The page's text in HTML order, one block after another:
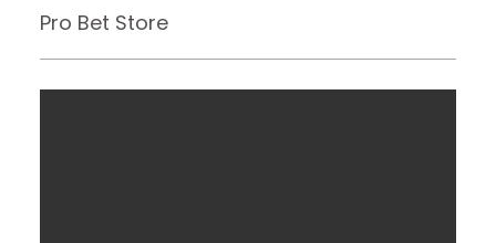
Pro Bet Store